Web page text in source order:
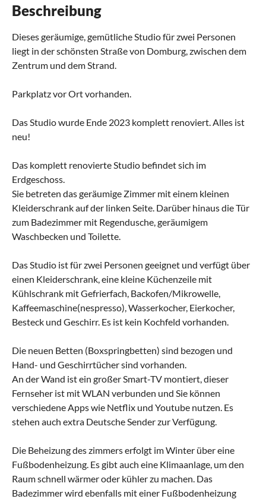
Beschreibung
Dieses geräumige, gemütliche Studio für zwei Personen
liegt in der schönsten Straße von Domburg, zwischen dem
Zentrum und dem Strand.
Parkplatz vor Ort vorhanden.
Das Studio wurde Ende 2023 komplett renoviert. Alles ist
neu!
Das komplett renovierte Studio befindet sich im
Erdgeschoss.
Sie betreten das geräumige Zimmer mit einem kleinen
Kleiderschrank auf der linken Seite. Darüber hinaus die Tür
zum Badezimmer mit Regendusche, geräumigem
Waschbecken und Toilette.
Das Studio ist für zwei Personen geeignet und verfügt über
einen Kleiderschrank, eine kleine Küchenzeile mit
Kühlschrank mit Gefrierfach, Backofen/Mikrowelle,
Kaffeemaschine(nespresso), Wasserkocher, Eierkocher,
Besteck und Geschirr. Es ist kein Kochfeld vorhanden.
Die neuen Betten (Boxspringbetten) sind bezogen und
Hand- und Geschirrtücher sind vorhanden.
An der Wand ist ein großer Smart-TV montiert, dieser
Fernseher ist mit WLAN verbunden und Sie können
verschiedene Apps wie Netflix und Youtube nutzen. Es
stehen auch extra Deutsche Sender zur Verfügung.
Die Beheizung des zimmers erfolgt im Winter über eine
Fußbodenheizung. Es gibt auch eine Klimaanlage, um den
Raum schnell wärmer oder kühler zu machen. Das
Badezimmer wird ebenfalls mit einer Fußbodenheizung